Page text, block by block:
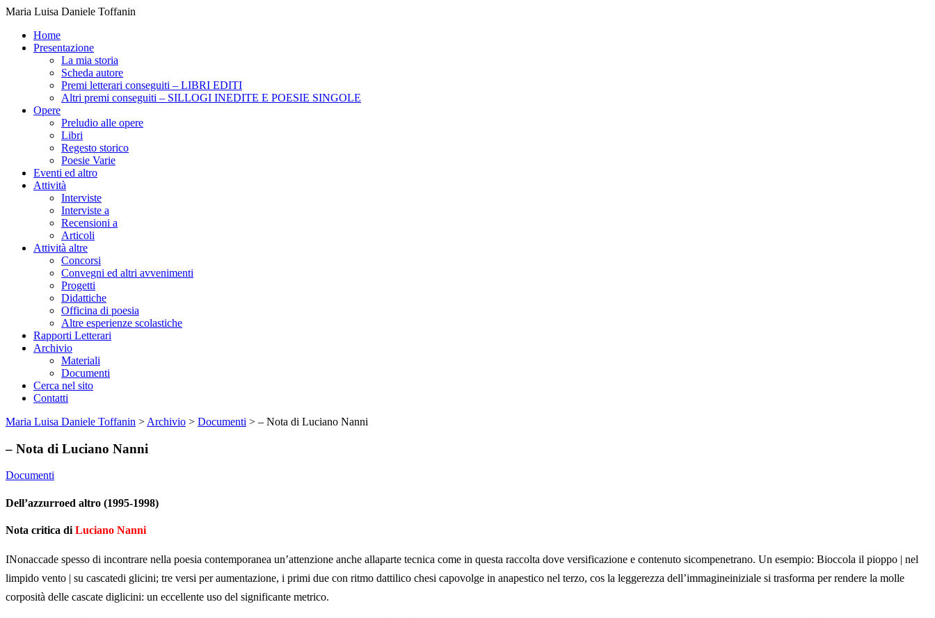
Maria Luisa Daniele Toffanin
Home
Presentazione
La mia storia
Scheda autore
Premi letterari conseguiti – LIBRI EDITI
Altri premi conseguiti – SILLOGI INEDITE E POESIE SINGOLE
Opere
Preludio alle opere
Libri
Regesto storico
Poesie Varie
Eventi ed altro
Attività
Interviste
Interviste a
Recensioni a
Articoli
Attività altre
Concorsi
Convegni ed altri avvenimenti
Progetti
Didattiche
Officina di poesia
Altre esperienze scolastiche
Rapporti Letterari
Archivio
Materiali
Documenti
Cerca nel sito
Contatti
Maria Luisa Daniele Toffanin > Archivio > Documenti > – Nota di Luciano Nanni
– Nota di Luciano Nanni
Documenti
Dell’azzurroed altro (1995-1998)
Nota critica di Luciano Nanni
INonaccade spesso di incontrare nella poesia contemporanea un’attenzione anche allaparte tecnica come in questa raccolta dove versificazione e contenuto sicompenetrano. Un esempio: Bioccola il pioppo | nel
limpido vento | su cascatedi glicini; tre versi per aumentazione, i primi due con ritmo dattilico chesi capovolge in anapestico nel terzo, cos la leggerezza dell’immagineiniziale si trasforma per rendere la molle
corposità delle cascate diglicini: un eccellente uso del significante metrico.